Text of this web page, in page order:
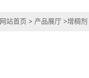
网站首页 > 产品展厅 >增稠剂